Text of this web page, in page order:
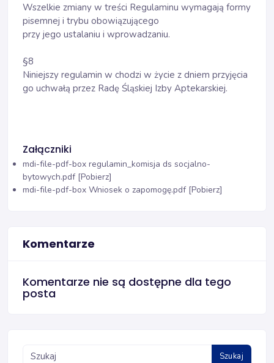
Wszelkie zmiany w treści Regulaminu wymagają formy
pisemnej i trybu obowiązującego
przy jego ustalaniu i wprowadzaniu.
§8
Niniejszy regulamin w chodzi w życie z dniem przyjęcia
go uchwałą przez Radę Śląskiej Izby Aptekarskiej.
Załączniki
mdi-file-pdf-box regulamin_komisja ds socjalno-
bytowych.pdf [Pobierz]
mdi-file-pdf-box Wniosek o zapomogę.pdf [Pobierz]
Komentarze
Komentarze nie są dostępne dla tego
posta
Szukaj